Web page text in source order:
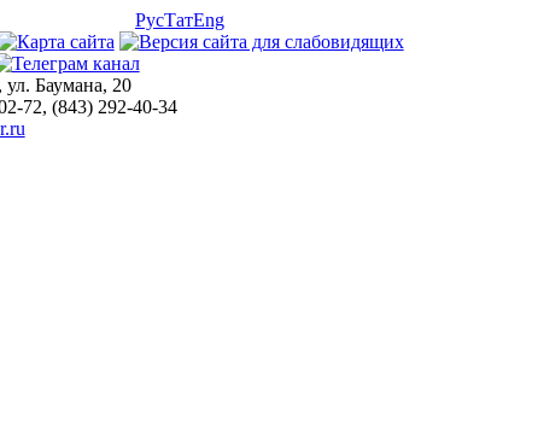
РусТатEng
ул. Баумана, 20
72, (843) 292-40-34